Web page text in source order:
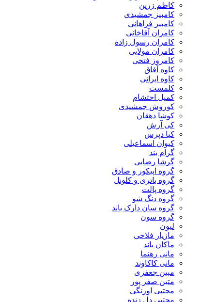
کاظم زرین
کامبیز جمشیدی
کامبیز فراهانی
کامران آقاخانی
کامران رسول زاده
کامران مولایی
کامروز فتحی
کاوه آفاق
کاوه ایرانی
کلمست
کمیل احتشام
کوروش جمشیدی
کوشا دهقان
کی آرش
کیا دپرس
کیوان اسماعیلی
گرام بند
گرشا رضایی
گروه اپیکور و صادق
گروه باتری و کلونل
گروه پالت
گروه دنگ شو
گروه سان دارک باند
گروه سون
لیون
مازیار فلاحی
ماکان باند
مانی رهنما
مانی کاکاوند
مبین جعفری
متین صفر پور
مجتبی اورنگی
مجتبی دل زنده